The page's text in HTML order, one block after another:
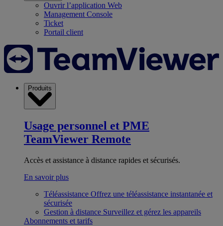
Ouvrir l’application Web
Management Console
Ticket
Portail client
Produits
Usage personnel et PME
TeamViewer Remote
Accès et assistance à distance rapides et sécurisés.
En savoir plus
Téléassistance Offrez une téléassistance instantanée et
sécurisée
Gestion à distance Surveillez et gérez les appareils
Abonnements et tarifs